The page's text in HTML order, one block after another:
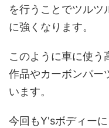
を行うことでツルツ
に強くなります。
このように車に使う
作品やカーボンパー
います。
今回もY'sボディー